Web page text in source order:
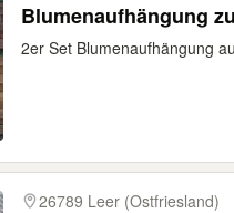
Blumenaufhängung
2er Set Blumenaufhängung
26789 Leer (Ostfriesland)